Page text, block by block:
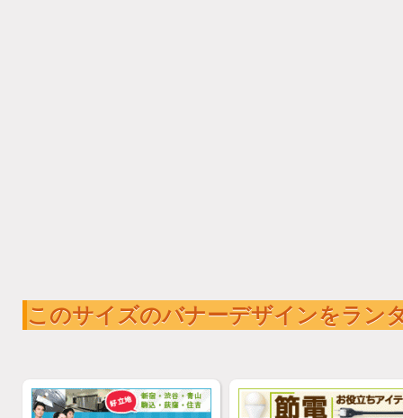
このサイズのバナーデザインをラン